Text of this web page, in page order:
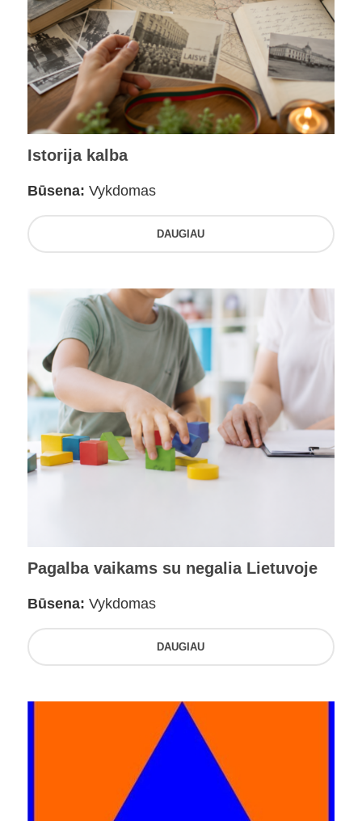
Istorija kalba
Būsena: Vykdomas
DAUGIAU
Pagalba vaikams su negalia Lietuvoje
Būsena: Vykdomas
DAUGIAU